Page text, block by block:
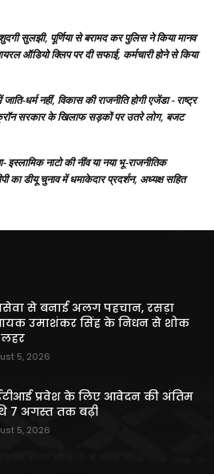
सुलझी, पूर्णिया से बरामद कर पुलिस ने किया मानव
ऑडियो क्लिप पर दी सफाई, कर्मचारी होने से किया
धर्म नहीं, विकास की राजनीति होगी एजेंडा - राष्ट्र
सरकार के खिलाफ सड़कों पर उतरे लोग, बजट
इस्लामिक नाटो की नींव या नया भू-राजनीतिक
का डीयू चुनाव में धमाकेदार प्रदर्शन, अध्यक्ष सहित
से बनाई अलग पहचान, रसड़ा
उमाशंकर सिंह के निधन से शोक
5, 2026
प्रवेश के लिए आवेदन की अंतिम
7 अगस्त तक बढ़ी
5, 2026